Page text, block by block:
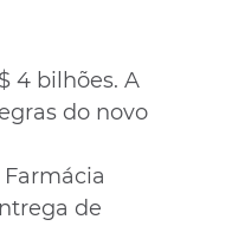
4 bilhões. A
do novo
de